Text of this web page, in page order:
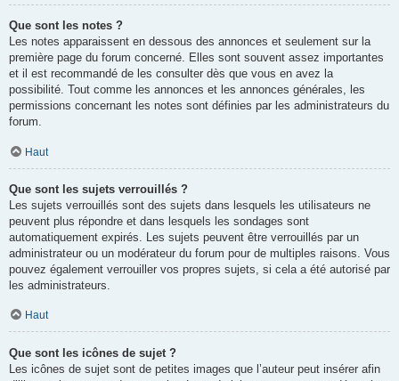
Que sont les notes ?
Les notes apparaissent en dessous des annonces et seulement sur la
première page du forum concerné. Elles sont souvent assez importantes
et il est recommandé de les consulter dès que vous en avez la
possibilité. Tout comme les annonces et les annonces générales, les
permissions concernant les notes sont définies par les administrateurs du
forum.
Haut
Que sont les sujets verrouillés ?
Les sujets verrouillés sont des sujets dans lesquels les utilisateurs ne
peuvent plus répondre et dans lesquels les sondages sont
automatiquement expirés. Les sujets peuvent être verrouillés par un
administrateur ou un modérateur du forum pour de multiples raisons. Vous
pouvez également verrouiller vos propres sujets, si cela a été autorisé par
les administrateurs.
Haut
Que sont les icônes de sujet ?
Les icônes de sujet sont de petites images que l’auteur peut insérer afin